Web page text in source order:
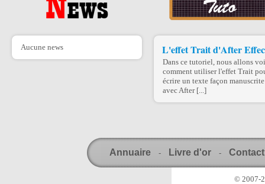
Aucune news L'effet Trait d'After
Dans ce tutoriel, nous allons
comment utiliser l'effet Trait
écrire un texte façon manuscrite
avec After [...]
Annuaire - Livre d'or - Contact
© 2007-